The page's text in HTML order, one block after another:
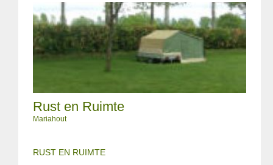
Rust en Ruimte
Mariahout
RUST EN RUIMTE